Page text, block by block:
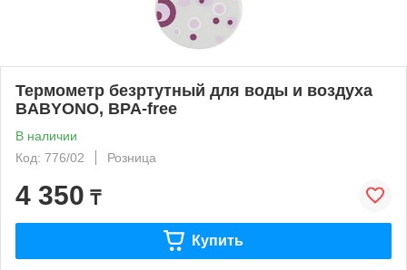
Термометр безртутный для воды и воздуха
BABYONO, BPA-free
В наличии
Код: 776/02
Розница
4 350 ₸
Купить